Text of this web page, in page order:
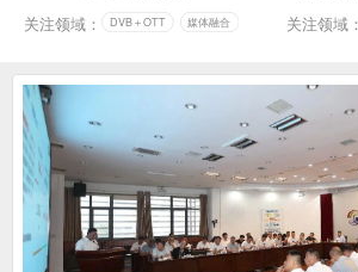
关注领域：
DVB＋OTT 媒体融合
关注领域：